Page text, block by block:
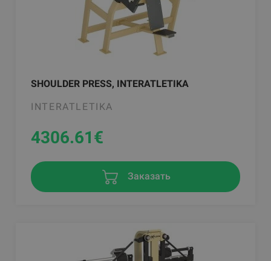
SHOULDER PRESS, INTERATLETIKA
INTERATLETIKA
4306.61€
Заказать